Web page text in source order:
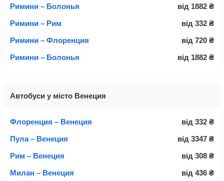
Римини – Болонья від 1882 ₴
Римини – Рим
від 332 ₴
Римини – Флоренция
від 720 ₴
Римини – Болонья
від 1882 ₴
Автобуси у місто Венеция
Флоренция – Венеция від 332 ₴
Пула – Венеция
від 3347 ₴
Рим – Венеция
від 308 ₴
Милан – Венеция
від 436 ₴